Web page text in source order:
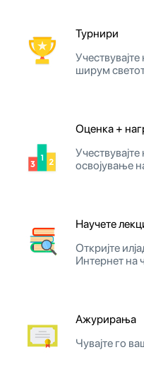
Турнири
ширум
Оценка +
освојување
Научете
Откријте
Интернет на
Ажурирања
Чувајте го